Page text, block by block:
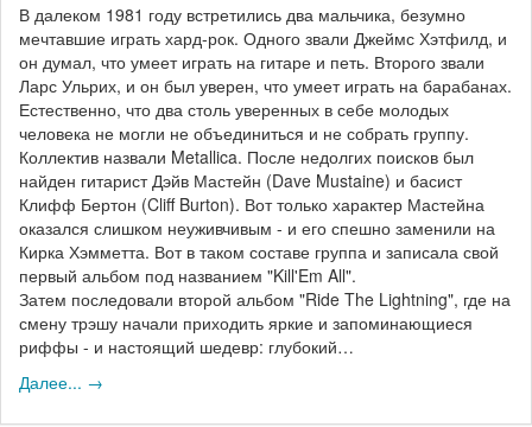
В далеком 1981 году встретились два мальчика, безумно
мечтавшие играть хард-рок. Одного звали Джеймс Хэтфилд, и
он думал, что умеет играть на гитаре и петь. Второго звали
Ларс Ульрих, и он был уверен, что умеет играть на барабанах.
Естественно, что два столь уверенных в себе молодых
человека не могли не объединиться и не собрать группу.
Коллектив назвали Metallica. После недолгих поисков был
найден гитарист Дэйв Мастейн (Dave Mustaine) и басист
Клифф Бертон (Cliff Burton). Вот только характер Мастейна
оказался слишком неуживчивым - и его спешно заменили на
Кирка Хэмметта. Вот в таком составе группа и записала свой
первый альбом под названием "Kill'Em All".
Затем последовали второй альбом "Ride The Lightning", где на
смену трэшу начали приходить яркие и запоминающиеся
риффы - и настоящий шедевр: глубокий…
Далее... →